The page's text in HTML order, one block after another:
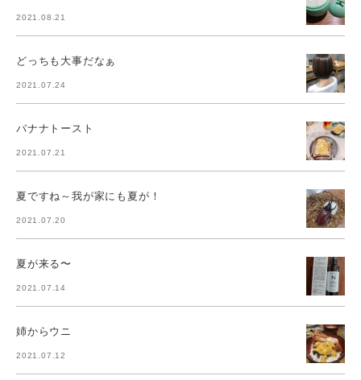
2021.08.21
どっちも大事だなぁ
2021.07.24
バナナトースト
2021.07.21
夏ですね～我が家にも夏が！
2021.07.20
夏が来る〜
2021.07.14
姉からウニ
2021.07.12